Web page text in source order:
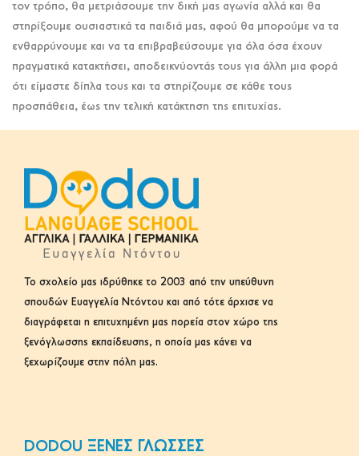
τον τρόπο, θα μετριάσουμε την δική μας αγωνία αλλά και θα
στηρίξουμε ουσιαστικά τα παιδιά μας, αφού θα μπορούμε να τα
ενθαρρύνουμε και να τα επιβραβεύσουμε για όλα όσα έχουν
πραγματικά κατακτήσει, αποδεικνύοντάς τους για άλλη μια φορά
ότι είμαστε δίπλα τους και τα στηρίζουμε σε κάθε τους
προσπάθεια, έως την τελική κατάκτηση της επιτυχίας.
Το σχολείο μας ιδρύθηκε το 2003 από την υπεύθυνη
σπουδών Ευαγγελία Ντόντου και από τότε άρχισε να
διαγράφεται η επιτυχημένη μας πορεία στον χώρο της
ξενόγλωσσης εκπαίδευσης, η οποία μας κάνει να
ξεχωρίζουμε στην πόλη μας.
DODOU ΞΕΝΕΣ ΓΛΩΣΣΕΣ